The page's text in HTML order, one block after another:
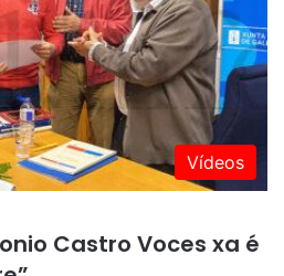
Vídeos
Castro Voces xa é